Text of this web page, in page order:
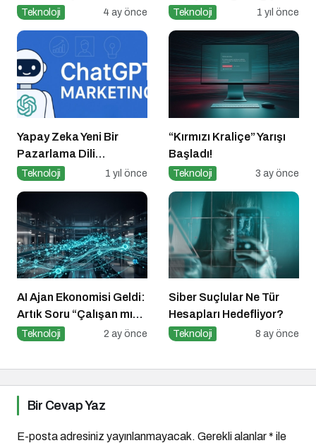
2026’nın Siber Güvenlik
Teknoloji 4 ay önce
Erişimde Sorumluluk ve
Teknoloji 1 yıl önce
Yapay Zeka Yeni Bir
Pazarlama Dili
Konuşuyor:
Markalara Yönelik
Fırsatlar
Teknoloji 1 yıl önce
“Kırmızı Kraliçe” Yarışı
Başladı!
Teknoloji 3 ay önce
AI Ajan Ekonomisi Geldi:
Artık Soru “Çalışan mı
Olacaksın, Çalıştıran
Teknoloji 2 ay önce
Siber Suçlular Ne Tür
Hesapları Hedefliyor?
Teknoloji 8 ay önce
Bir Cevap Yaz
E-posta adresiniz yayınlanmayacak. Gerekli alanlar* ile